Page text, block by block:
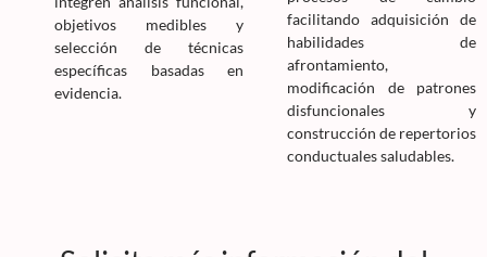
objetivos medibles y
selección de técnicas
específicas basadas en
evidencia.
facilitando adquisición de
habilidades de
afrontamiento,
modificación de patrones
disfuncionales y
construcción de repertorios
conductuales saludables.